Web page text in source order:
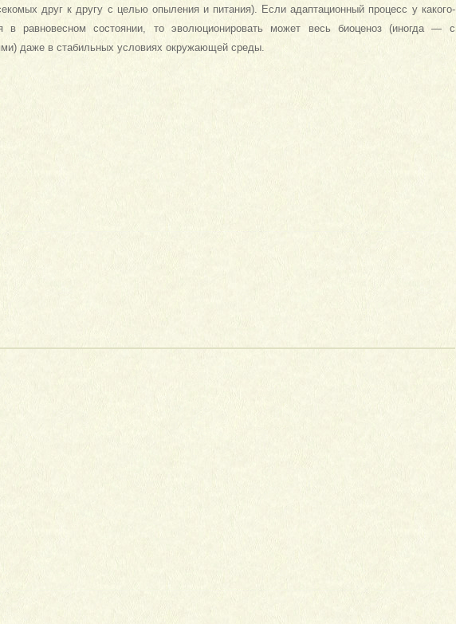
друг к другу с целью опыления и питания). Если адаптационный процесс у какого-
в равновесном состоянии, то эволюционировать может весь биоценоз (иногда — с
даже в стабильных условиях окружающей среды.